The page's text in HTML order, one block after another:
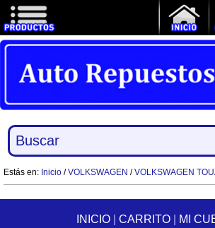
Estás en: Inicio /VOLKSWAGEN /VOLKSWAGEN
INICIO| CARRITO|
MI